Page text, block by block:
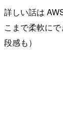
詳しい話は
こまで柔軟に
段感も）